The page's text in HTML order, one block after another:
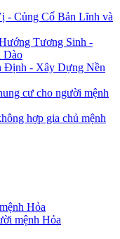
- Củng Cố Bản Lĩnh và
Tương Sinh -
Dào
Định - Xây Dựng Nền
cư cho người mệnh
hợp gia chủ mệnh
Hỏa
mệnh Hỏa